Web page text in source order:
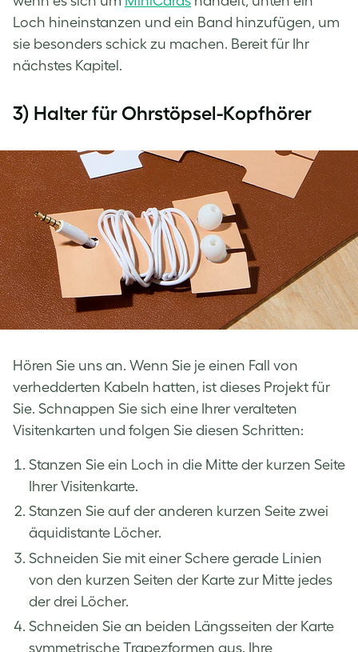
Loch hineinstanzen und ein Band hinzufügen, um
sie besonders schick zu machen. Bereit für Ihr
nächstes Kapitel.
3) Halter für Ohrstöpsel-Kopfhörer
Hören Sie uns an. Wenn Sie je einen Fall von
verhedderten Kabeln hatten, ist dieses Projekt für
Sie. Schnappen Sie sich eine Ihrer veralteten
Visitenkarten und folgen Sie diesen Schritten:
Stanzen Sie ein Loch in die Mitte der kurzen Seite
Ihrer Visitenkarte.
Stanzen Sie auf der anderen kurzen Seite zwei
äquidistante Löcher.
Schneiden Sie mit einer Schere gerade Linien
von den kurzen Seiten der Karte zur Mitte jedes
der drei Löcher.
Schneiden Sie an beiden Längsseiten der Karte
symmetrische Trapezformen aus. Ihre